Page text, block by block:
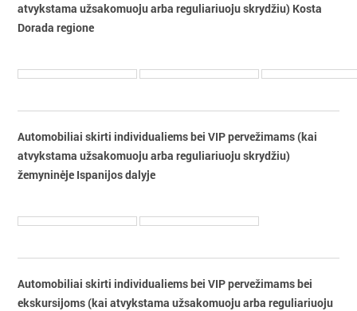
atvykstama užsakomuoju arba reguliariuoju skrydžiu) Kosta
Dorada regione
Automobiliai skirti individualiems bei VIP pervežimams (kai
atvykstama užsakomuoju arba reguliariuoju skrydžiu)
žemyninėje Ispanijos dalyje
Automobiliai skirti individualiems bei VIP pervežimams bei
ekskursijoms (kai atvykstama užsakomuoju arba reguliariuoju